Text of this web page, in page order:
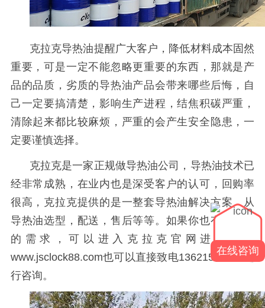
克拉克导热油提醒广大客户，降低材料成本固然
重要，可是一定不能忽略更重要的东西，那就是产
品的品质，劣质的导热油产品会带来哪些后悔，自
己一定要搞清楚，影响生产进程，结焦积碳严重，
清除起来都比较麻烦，严重的会产生安全隐患，一
定要谨慎选择。
克拉克是一家正规做导热油公司，导热油技术已
经非常成熟，在业内也是深受客户的认可，回购率
很高，克拉克提供的是一整套导热油解决方案，从
导热油选型，配送，售后等等。如果你也有导热油
的需求，可以进入克拉克官网进行了解
www.jsclock88.com也可以直接致电13621559189进
行咨询。
在线咨询